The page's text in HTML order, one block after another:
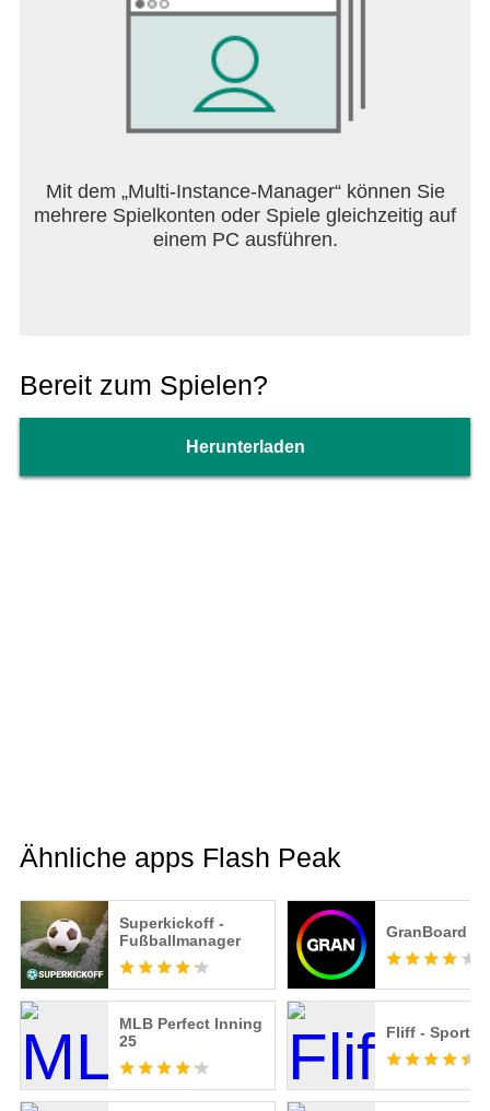
Mit dem „Multi-Instance-Manager“ können Sie
mehrere Spielkonten oder Spiele gleichzeitig auf
einem PC ausführen.
Bereit zum Spielen?
Herunterladen
Ähnliche apps Flash Peak
Superkickoff -
Fußballmanager
GranBoard
MLB Perfect Inning
25
Fliff - Sports